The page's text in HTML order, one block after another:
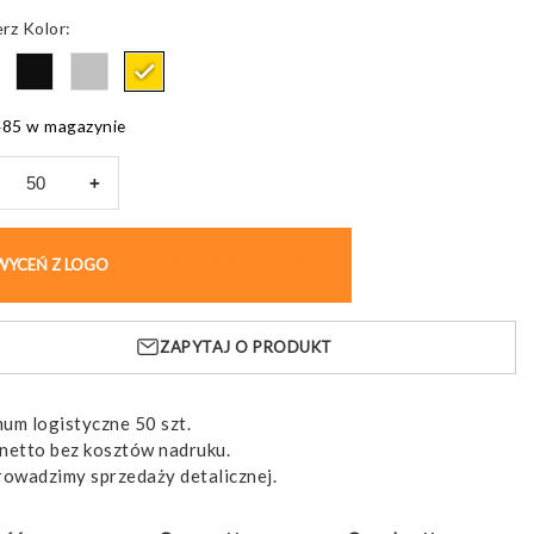
do
Kolor
w magazynie
+
Z LOGO
ZAPYTAJ O PRODUKT
logistyczne 50 szt.
bez kosztów nadruku.
sprzedaży detalicznej.